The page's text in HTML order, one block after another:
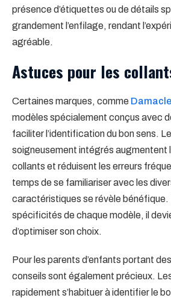
présence d’étiquettes ou de détails
grandement l’enfilage, rendant
agréable.
Astuces pour les
Certaines marques, comme
modèles spécialement conçus avec
faciliter l’identification du bon sens.
soigneusement intégrés augmentent
collants et réduisent les erreurs
temps de se familiariser avec les
caractéristiques se révèle bénéfique.
spécificités de chaque modèle, il
d’optimiser son choix.
Pour les parents d’enfants portant
conseils sont également précieux.
rapidement s’habituer à identifier le